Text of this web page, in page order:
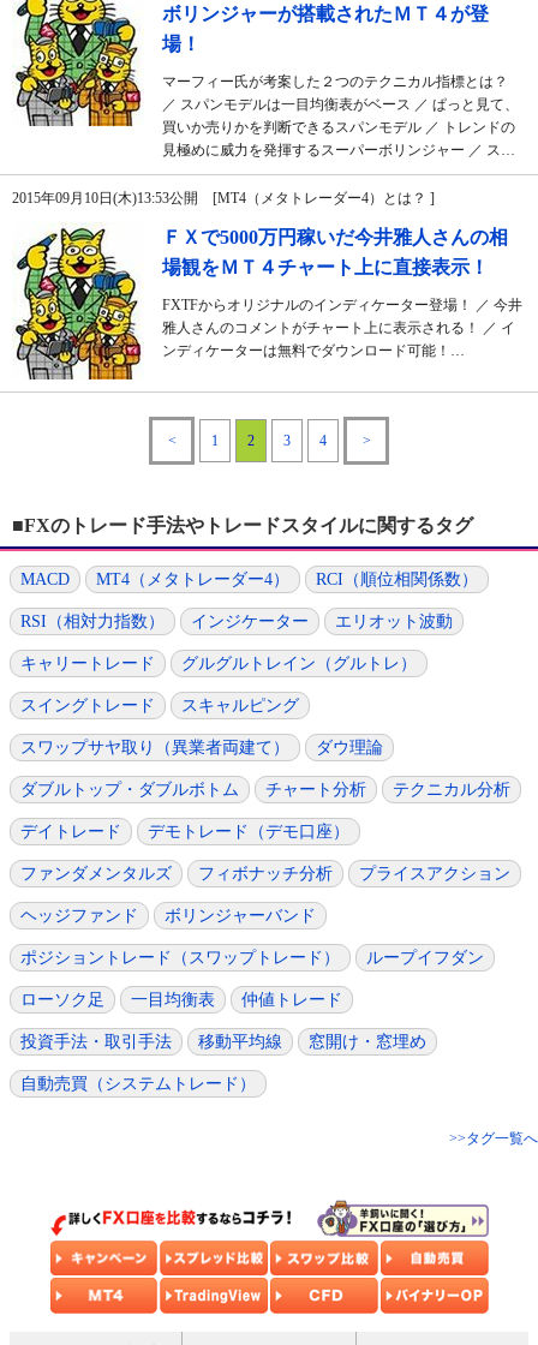
ボリンジャーが搭載されたＭＴ４が登
場！
マーフィー氏が考案した２つのテクニカル指標とは？
／ スパンモデルは一目均衡表がベース ／ ぱっと見て、
買いか売りかを判断できるスパンモデル ／ トレンドの
見極めに威力を発揮するスーパーボリンジャー ／ ス…
2015年09月10日(木)13:53公開 [MT4（メタトレーダー4）とは？ ]
ＦＸで5000万円稼いだ今井雅人さんの相
場観をＭＴ４チャート上に直接表示！
FXTFからオリジナルのインディケーター登場！ ／ 今井
雅人さんのコメントがチャート上に表示される！ ／ イ
ンディケーターは無料でダウンロード可能！…
< 1 2 3 4 >
■FXのトレード手法やトレードスタイルに関するタグ
MACD MT4（メタトレーダー4） RCI（順位相関係数）
RSI（相対力指数） インジケーター エリオット波動
キャリートレード グルグルトレイン（グルトレ）
スイングトレード スキャルピング
スワップサヤ取り（異業者両建て） ダウ理論
ダブルトップ・ダブルボトム チャート分析 テクニカル分析
デイトレード デモトレード（デモ口座）
ファンダメンタルズ フィボナッチ分析 プライスアクション
ヘッジファンド ボリンジャーバンド
ポジショントレード（スワップトレード） ループイフダン
ローソク足 一目均衡表 仲値トレード
投資手法・取引手法 移動平均線 窓開け・窓埋め
自動売買（システムトレード）
>>タグ一覧へ